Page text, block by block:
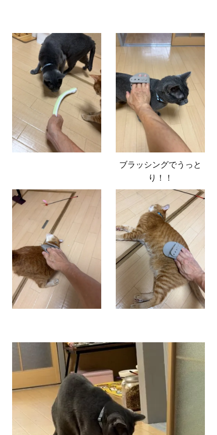
ブラッシングでうっと
り！！